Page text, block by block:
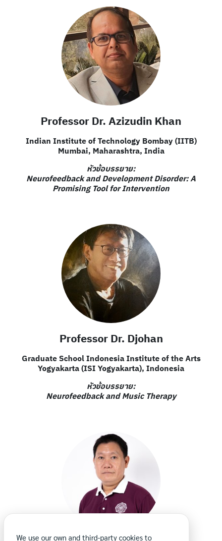
Professor Dr. Azizudin Khan
Indian Institute of Technology Bombay (IITB)
Mumbai, Maharashtra, India
หัวข้อบรรยาย:
Neurofeedback and Development Disorder: A
Promising Tool for Intervention
Professor Dr. Djohan
Graduate School Indonesia Institute of the Arts
Yogyakarta (ISI Yogyakarta), Indonesia
หัวข้อบรรยาย:
Neurofeedback and Music Therapy
We use our own and third-party cookies to